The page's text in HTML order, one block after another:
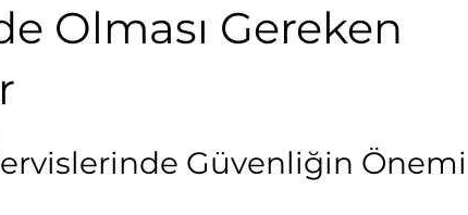
Olması Gereken
Güvenliğin Önemi